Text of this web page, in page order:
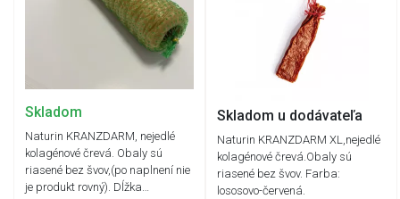
Skladom
Naturin KRANZDARM, nejedlé
kolagénové črevá. Obaly sú
riasené bez švov,(po naplnení nie
je produkt rovný). Dĺžka…
Skladom u dodávateľa
Naturin KRANZDARM XL,nejedlé
kolagénové črevá.Obaly sú
riasené bez švov. Farba:
lososovo-červená.